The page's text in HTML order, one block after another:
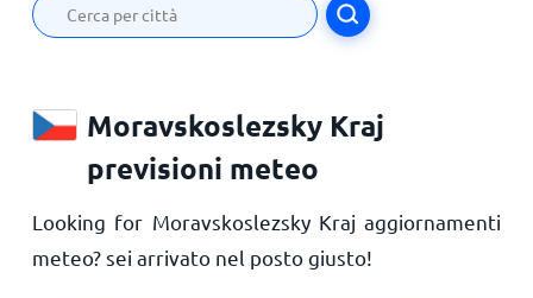
Moravskoslezsky Kraj
previsioni meteo
Looking for Moravskoslezsky Kraj aggiornamenti
meteo? sei arrivato nel posto giusto!